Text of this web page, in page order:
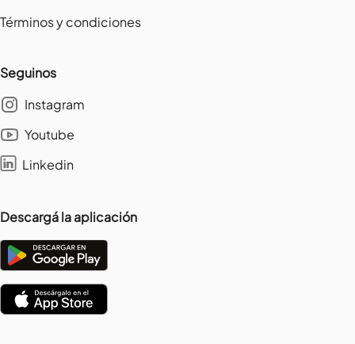
Términos y condiciones
Seguinos
Instagram
Youtube
Linkedin
Descargá la aplicación